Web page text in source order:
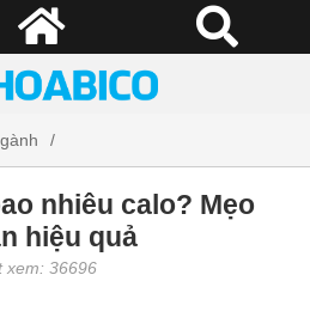
Mẹo bơi giúp giảm cân hiệu quả
nhiêu calo? Mẹo
hiệu quả
xem: 36696